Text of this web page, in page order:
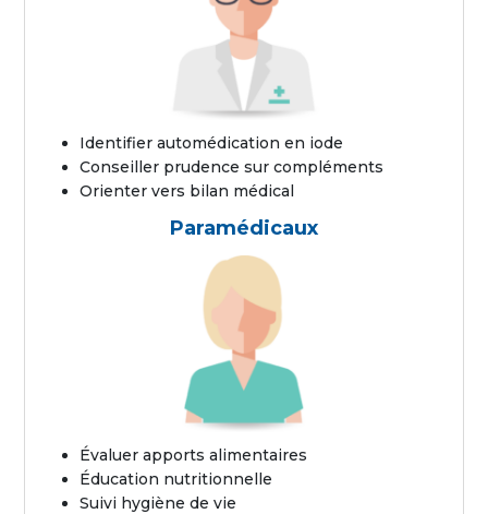
Identifier automédication en iode
Conseiller prudence sur compléments
Orienter vers bilan médical
Paramédicaux
Évaluer apports alimentaires
Éducation nutritionnelle
Suivi hygiène de vie